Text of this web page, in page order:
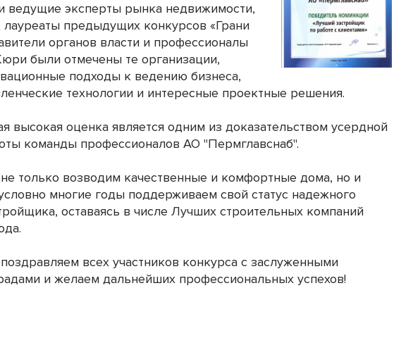
ведущие эксперты рынка недвижимости,
предыдущих конкурсов «Грани
органов власти и профессионалы
были отмечены те организации,
подходы к ведению бизнеса,
технологии и интересные проектные решения.
высокая оценка является одним из доказательством усердной
команды профессионалов АО "Пермглавснаб".
только возводим качественные и комфортные дома, но и
многие годы поддерживаем свой статус надежного
оставаясь в числе Лучших строительных компаний
всех участников конкурса с заслуженными
и желаем дальнейших профессиональных успехов!